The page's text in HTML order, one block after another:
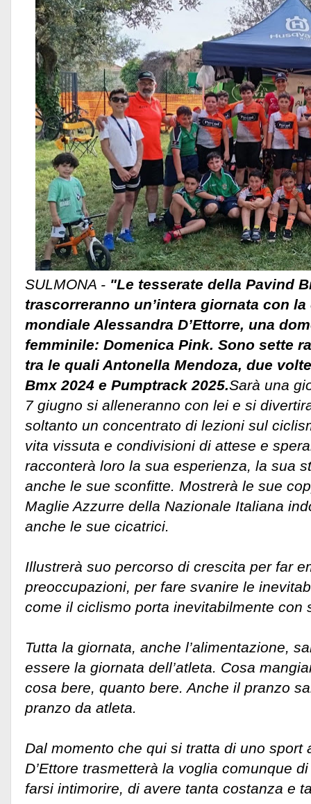
SULMONA - "Le tesserate della Pavind
trascorreranno un’intera giornata con
mondiale Alessandra D’Ettorre, una
femminile: Domenica Pink. Sono sette
tra le quali Antonella Mendoza, due
Bmx 2024 e Pumptrack 2025.Sarà una
7 giugno si alleneranno con lei e si
soltanto un concentrato di lezioni sul
vita vissuta e condivisioni di attese e
racconterà loro la sua esperienza, la sua
anche le sue sconfitte. Mostrerà le sue
Maglie Azzurre della Nazionale Italiana
anche le sue cicatrici.
Illustrerà suo percorso di crescita per far
preoccupazioni, per fare svanire le
come il ciclismo porta inevitabilmente con
Tutta la giornata, anche l’alimentazione,
essere la giornata dell’atleta. Cosa
cosa bere, quanto bere. Anche il pranzo
pranzo da atleta.
Dal momento che qui si tratta di uno sport
D’Ettore trasmetterà la voglia comunque
farsi intimorire, di avere tanta costanza e